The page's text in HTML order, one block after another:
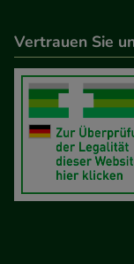
Vertrauen Sie